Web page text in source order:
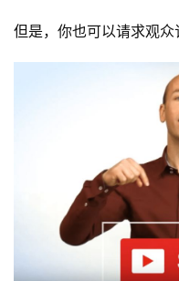
但是，你也可以请求观众